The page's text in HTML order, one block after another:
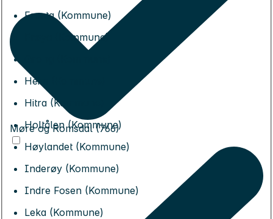
Frosta (Kommune)
Frøya (Kommune)
Heim (Kommune)
Hitra (Kommune)
Holtålen (Kommune)
Høylandet (Kommune)
Inderøy (Kommune)
Indre Fosen (Kommune)
Leka (Kommune)
Møre og Romsdal (766)